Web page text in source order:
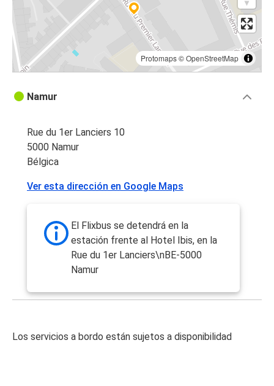
Protomaps©OpenStreetMap
Namur
Rue du 1er Lanciers 10
5000 Namur
Bélgica
Ver esta dirección en Google Maps
El Flixbus se detendrá en la
estación frente al Hotel Ibis, en la
Rue du 1er Lanciers\nBE-5000
Namur
Los servicios a bordo están sujetos a disponibilidad